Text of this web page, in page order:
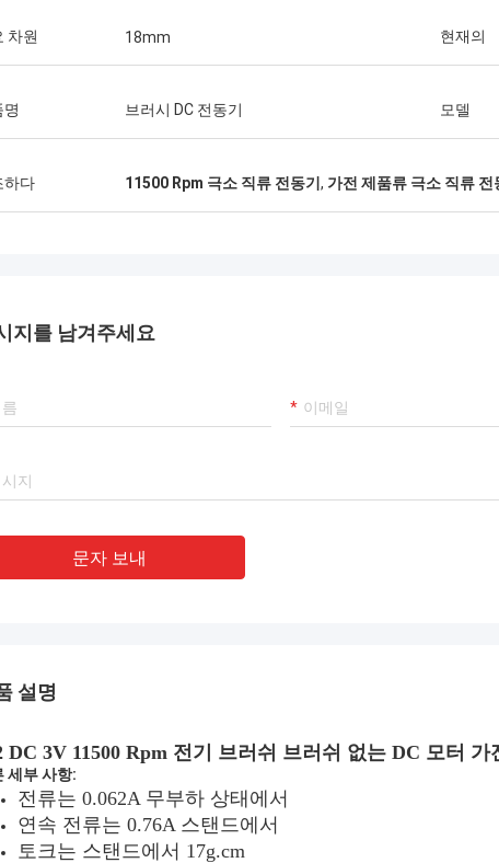
차원 18mm 현재의
명 브러시 DC 전동기 모델
하다 11500 Rpm 극소 직류 전동기 , 가전 제품류 극소 직류 전
지를 남겨주세요
문자 보내
설명
DC 3V 11500 Rpm 전기 브러쉬 브러쉬 없는 DC 모터 가
세부 사항:
전류는 0.062A 무부하 상태에서
연속 전류는 0.76A 스탠드에서
토크는 스탠드에서 17g.cm